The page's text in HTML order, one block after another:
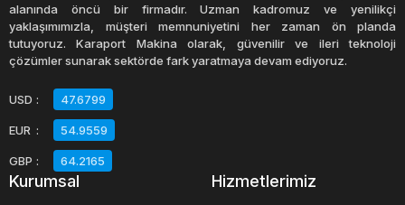
sağlarlar. Şişirme makinaları, yüksek kaliteli ve dayanıklı
PET şişelerin üretiminde son derece önemlidir.
sağlarlar. Bu makineler, yüksek hızda çalışabilir ve birçok
ürünü kısa sürede üretebilirler. Bu da üretim sürecinin
hızlandırılmasına ve maliyetlerin düşürülmesine yardımcı
olur.
alanında öncü bir firmadır. Uzman kadromuz ve yenilikçi
yaklaşımımızla, müşteri memnuniyetini her zaman ön planda
tutuyoruz. Karaport Makina olarak, güvenilir ve ileri teknoloji
çözümler sunarak sektörde fark yaratmaya devam ediyoruz.
USD : 47.6799
EUR : 54.9559
GBP : 64.2165
Kurumsal Hizmetlerimiz